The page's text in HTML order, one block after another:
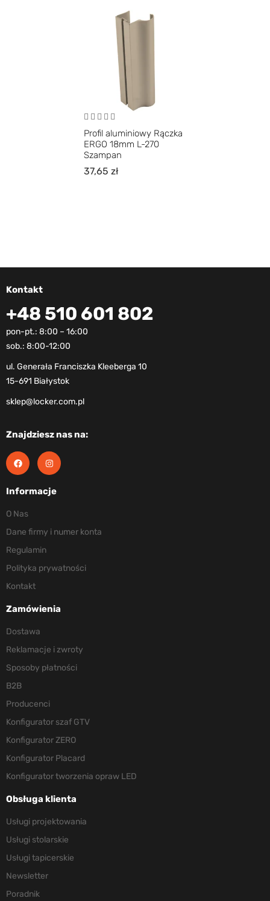
Profil aluminiowy Rączka
ERGO 18mm L-270
Szampan
37,65zł
Kontakt
+48 510 601 802
pon-pt.: 8:00 – 16:00
sob.: 8:00-12:00
ul. Generała Franciszka Kleeberga 10
15-691 Białystok
sklep@locker.com.pl
Znajdziesz nas na:
Informacje
O Nas
Dane firmy i numer konta
Regulamin
Polityka prywatności
Kontakt
Zamówienia
Dostawa
Reklamacje i zwroty
Sposoby płatności
B2B
Producenci
Konfigurator szaf GTV
Konfigurator ZERO
Konfigurator Placard
Konfigurator tworzenia opraw LED
Obsługa klienta
Usługi projektowania
Usługi stolarskie
Usługi tapicerskie
Newsletter
Poradnik